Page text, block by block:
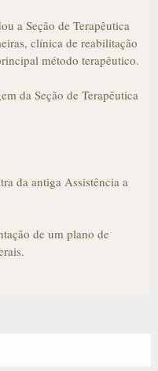
a Seção de Terapêutica
clínica de reabilitação
método terapêutico.
da Seção de Terapêutica
da antiga Assistência a
de um plano de